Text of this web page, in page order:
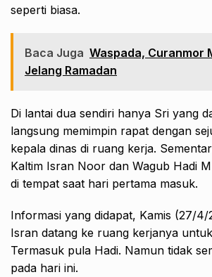
seperti biasa.
Baca Juga Waspada, Curanmor
Jelang Ramadan
Di lantai dua sendiri hanya Sri yang
langsung memimpin rapat dengan
kepala dinas di ruang kerja.
Kaltim Isran Noor dan Wagub Hadi
di tempat saat hari pertama masuk.
Informasi yang didapat, Kamis (27/
Isran datang ke ruang kerjanya
Termasuk pula Hadi. Namun tidak
pada hari ini.